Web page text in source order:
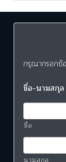
กรุณากรอกข้
ชื่อ-นามสกุล
ชื่อ